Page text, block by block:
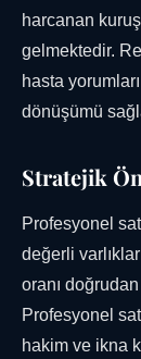
harcanan
gelmektedir.
hasta
dönüşümü
Stratejik
Profesyonel
değerli
oranı
Profesyonel
hakim ve ikna